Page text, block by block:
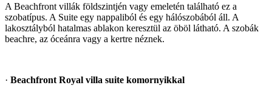
A Beachfront villák földszintjén vagy emeletén található ez a
szobatípus. A Suite egy nappaliból és egy hálószobából áll. A
lakosztályból hatalmas ablakon keresztül az öböl látható. A szobák
beachre, az óceánra vagy a kertre néznek.
· Beachfront Royal villa suite komornyikkal